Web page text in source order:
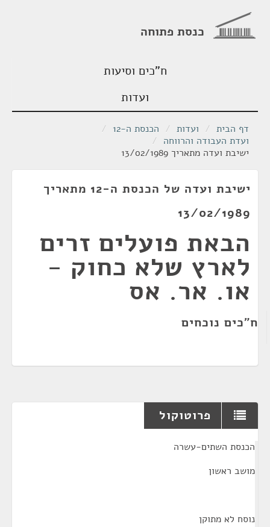
כנסת פתוחה
ח"כים וסיעות
ועדות
דף הבית / ועדות / הכנסת ה-12
/
ועדת העבודה והרווחה /
ישיבת ועדה מתאריך 13/02/1989
ישיבת ועדה של הכנסת ה-12 מתאריך
13/02/1989
הבאת פועלים זרים
לארץ שלא כחוק -
או. אר. אס
ח"כים נוכחים
פרוטוקול
הכנסת השתים-עשרה
מושב ראשון
נוסח לא מתוקן